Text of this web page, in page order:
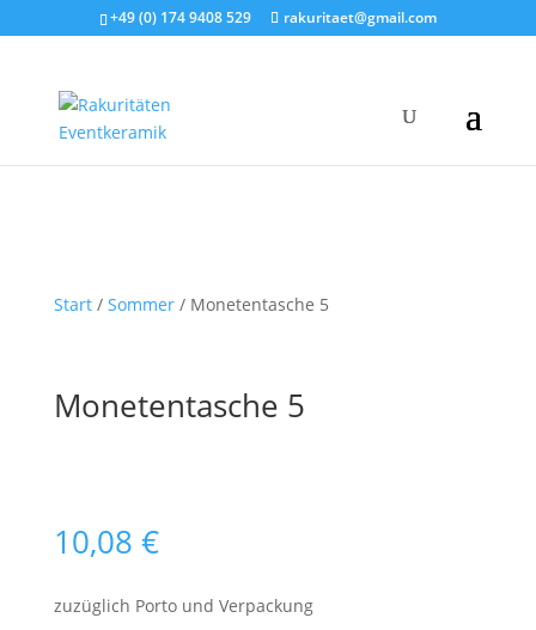
+49 (0) 174 9408 529 rakuritaet@gmail.com
Start/ Sommer/ Monetentasche 5
Monetentasche 5
10,08 €
zuzüglich Porto und Verpackung